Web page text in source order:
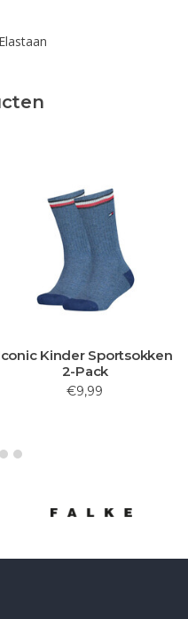
Kinder Sportsokken
2-Pack
€9,99